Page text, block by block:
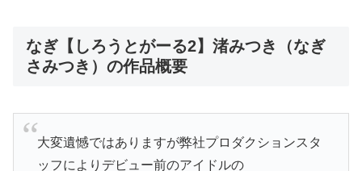
なぎ【しろうとがーる2】渚みつき（なぎ
さみつき）の作品概要
大変遺憾ではありますが弊社プロダクションスタ
ッフによりデビュー前のアイドルの